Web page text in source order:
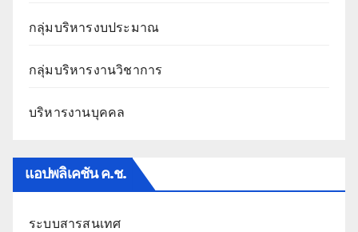
กลุ่มบริหารงบประมาณ
กลุ่มบริหารงานวิชาการ
บริหารงานบุคคล
แอปพลิเคชัน ค.ช.
ระบบสารสนเทศ